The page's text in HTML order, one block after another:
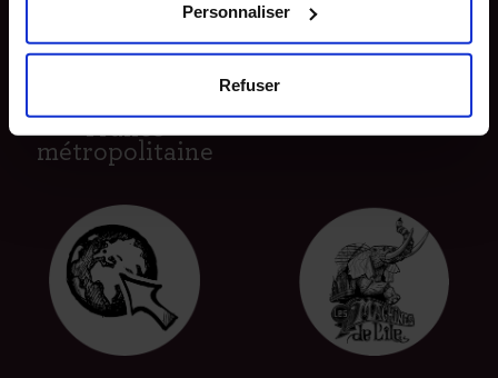
Personnaliser
Refuser
Livraison gratuite
France
métropolitaine
Paiement sécurisé